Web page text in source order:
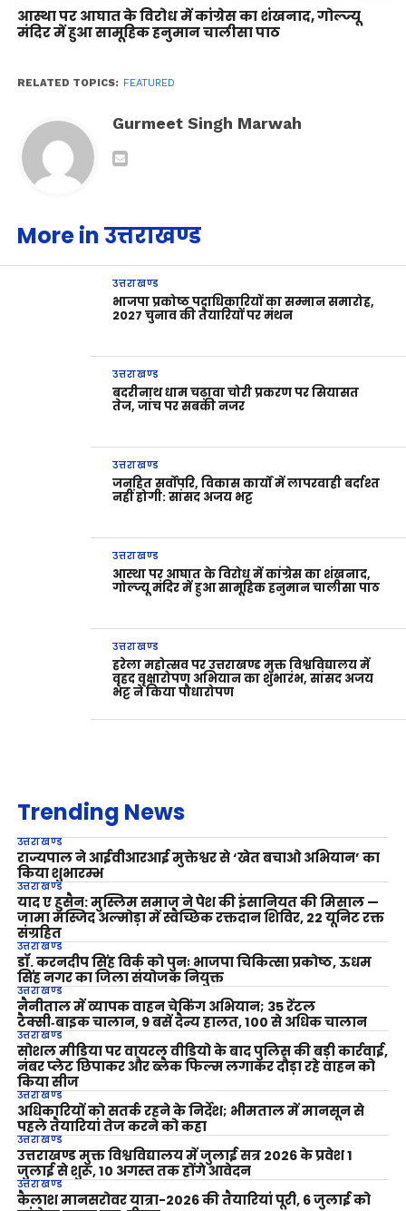
आस्था पर आघात के विरोध में कांग्रेस का शंखनाद, गोल्ज्यू
मंदिर में हुआ सामूहिक हनुमान चालीसा पाठ
RELATED TOPICS: FEATURED
Gurmeet Singh Marwah
More in उत्तराखण्ड
उत्तराखण्ड
भाजपा प्रकोष्ठ पदाधिकारियों का सम्मान समारोह,
2027 चुनाव की तैयारियों पर मंथन
उत्तराखण्ड
बदरीनाथ धाम चढ़ावा चोरी प्रकरण पर सियासत
तेज, जांच पर सबकी नजर
उत्तराखण्ड
जनहित सर्वोपरि, विकास कार्यों में लापरवाही बर्दाश्त
नहीं होगी: सांसद अजय भट्ट
उत्तराखण्ड
आस्था पर आघात के विरोध में कांग्रेस का शंखनाद,
गोल्ज्यू मंदिर में हुआ सामूहिक हनुमान चालीसा पाठ
उत्तराखण्ड
हरेला महोत्सव पर उत्तराखण्ड मुक्त विश्वविद्यालय में
वृहद वृक्षारोपण अभियान का शुभारंभ, सांसद अजय
भट्ट ने किया पौधारोपण
Trending News
उत्तराखण्ड
राज्यपाल ने आईवीआरआई मुक्तेश्वर से ‘खेत बचाओ अभियान’ का
किया शुभारम्भ
उत्तराखण्ड
याद ए हुसैन: मुस्लिम समाज ने पेश की इंसानियत की मिसाल —
जामा मस्जिद अल्मोड़ा में स्वैच्छिक रक्तदान शिविर, 22 यूनिट रक्त
संग्रहित
उत्तराखण्ड
डॉ. करनदीप सिंह विर्क को पुनः भाजपा चिकित्सा प्रकोष्ठ, ऊधम
सिंह नगर का जिला संयोजक नियुक्त
उत्तराखण्ड
नैनीताल में व्यापक वाहन चेकिंग अभियान; 35 रेंटल
टैक्सी‑बाइक चालान, 9 बसें दैन्य हालत, 100 से अधिक चालान
उत्तराखण्ड
सोशल मीडिया पर वायरल वीडियो के बाद पुलिस की बड़ी कार्रवाई,
नंबर प्लेट छिपाकर और ब्लैक फिल्म लगाकर दौड़ा रहे वाहन को
किया सीज
उत्तराखण्ड
अधिकारियों को सतर्क रहने के निर्देश; भीमताल में मानसून से
पहले तैयारियां तेज करने को कहा
उत्तराखण्ड
उत्तराखण्ड मुक्त विश्वविद्यालय में जुलाई सत्र 2026 के प्रवेश 1
जुलाई से शुरू, 10 अगस्त तक होंगे आवेदन
उत्तराखण्ड
कैलाश मानसरोवर यात्रा-2026 की तैयारियां पूरी, 6 जुलाई को